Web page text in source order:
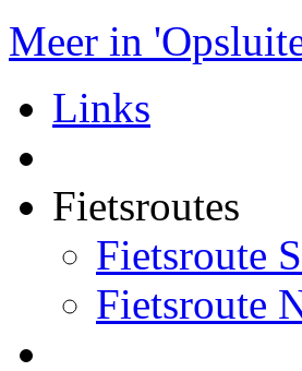
Meer in
Links
Fietsroutes
Fietsroute
Fietsroute